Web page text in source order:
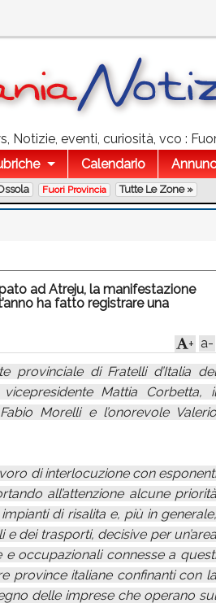
Notizie, eventi, curiosità, vco :
Calendario
Fuori Provincia Tutte Le Zone »
ad Atreju, la manifestazione
ha fatto registrare una
a-
+
provinciale di Fratelli d’Italia del
Mattia Corbetta, il
Morelli e l’onorevole Valerio
di interlocuzione con esponenti
all’attenzione alcune priorità
di risalita e, più in generale,
dei trasporti, decisive per un’area
occupazionali connesse a questi
province italiane confinanti con la
delle imprese che operano sul